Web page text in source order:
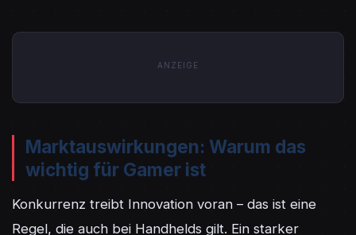
ANZEIGE
Marktauswirkungen: Warum das
wichtig für Gamer ist
Konkurrenz treibt Innovation voran – das ist eine
Regel, die auch bei Handhelds gilt. Ein starker